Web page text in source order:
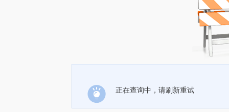
正在查询中，请刷新重试